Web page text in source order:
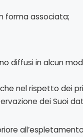
forma associata;
diffusi in alcun
nel rispetto dei
dei Suoi